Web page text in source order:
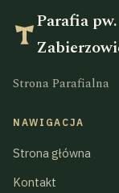
Parafia
Strona Parafialna
NAWIGACJA
Strona główna
Kontakt